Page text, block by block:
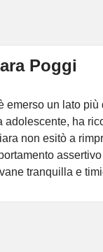
Poggi
emerso un lato più
adolescente, ha
non esitò a
tranquilla e